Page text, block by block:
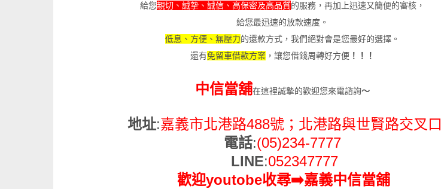
給您親切、誠摯、誠信、高保密及高品質的服務，再加上迅速又簡便的審核，
給您最迅速的放款速度。
低息、方便、無壓力的還款方式，我們絕對會是您最好的選擇。
還有免留車借款方案 ，讓您借錢周轉好方便 ！！！
中信當舖在這裡誠摯的歡迎您來電諮詢～
地址:嘉義市北港路488號；北港路與世賢路交叉口
電話:(05)234-7777
LINE:052347777
歡迎youtobe收尋➡️嘉義中信當舖